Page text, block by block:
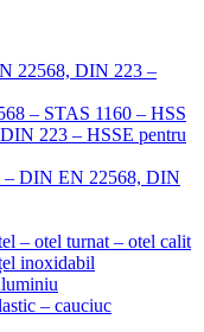
22568, DIN 223 –
– STAS 1160 – HSS
223 – HSSE pentru
– DIN EN 22568, DIN
– otel turnat – otel calit
inoxidabil
– cauciuc